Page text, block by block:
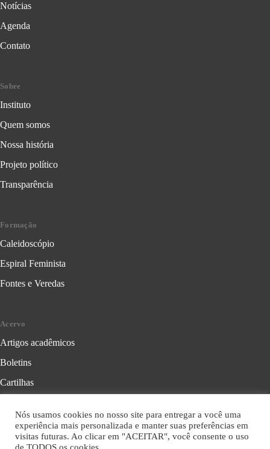
Notícias
Agenda
Contato
Sobre
Instituto
Quem somos
Nossa história
Projeto político
Transparência
Formação
Caleidoscópio
Espiral Feminista
Fontes e Veredas
Acervo
Artigos acadêmicos
Boletins
Cartilhas
Folhetos
Livros
Nós usamos cookies no nosso site para entregar a você uma
experiência mais personalizada e manter suas preferências em
visitas futuras. Ao clicar em "ACEITAR", você consente o uso